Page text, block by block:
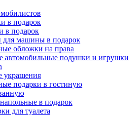
в подарок
в подарок
для машины в подарок
обложки на права
автомобильные подушки и игрушки
украшения
подарки в гостиную
в подарок
для туалета